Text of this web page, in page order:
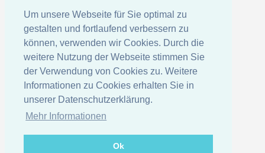
Um unsere Webseite für Sie optimal zu
gestalten und fortlaufend verbessern zu
können, verwenden wir Cookies. Durch die
weitere Nutzung der Webseite stimmen Sie
der Verwendung von Cookies zu. Weitere
Informationen zu Cookies erhalten Sie in
unserer Datenschutzerklärung.
Mehr Informationen
Ok